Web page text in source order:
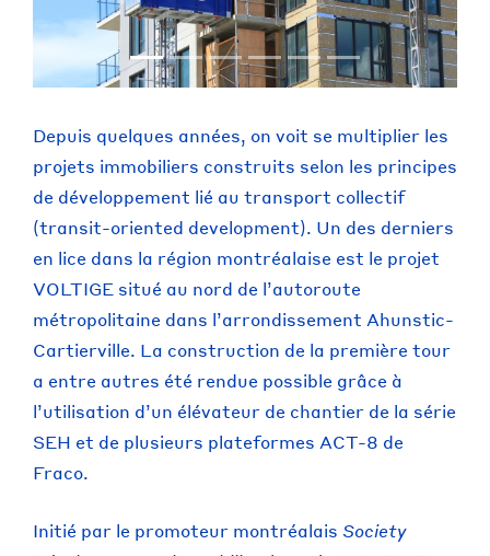
Depuis quelques années, on voit se multiplier les
projets immobiliers construits selon les principes
de développement lié au transport collectif
(transit-oriented development). Un des derniers
en lice dans la région montréalaise est le projet
VOLTIGE situé au nord de l’autoroute
métropolitaine dans l’arrondissement Ahunstic-
Cartierville. La construction de la première tour
a entre autres été rendue possible grâce à
l’utilisation d’un élévateur de chantier de la série
SEH et de plusieurs plateformes ACT-8 de
Fraco.
Initié par le promoteur montréalais Society